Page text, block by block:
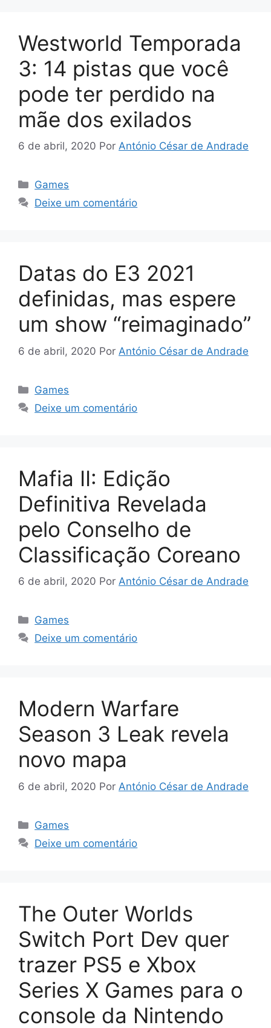
Westworld Temporada
3: 14 pistas que você
pode ter perdido na
mãe dos exilados
6 de abril, 2020 Por António César de Andrade
Categorias
Games
Deixe um comentário
Datas do E3 2021
definidas, mas espere
um show “reimaginado”
6 de abril, 2020 Por António César de Andrade
Categorias
Games
Deixe um comentário
Mafia II: Edição
Definitiva Revelada
pelo Conselho de
Classificação Coreano
6 de abril, 2020 Por António César de Andrade
Categorias
Games
Deixe um comentário
Modern Warfare
Season 3 Leak revela
novo mapa
6 de abril, 2020 Por António César de Andrade
Categorias
Games
Deixe um comentário
The Outer Worlds
Switch Port Dev quer
trazer PS5 e Xbox
Series X Games para o
console da Nintendo